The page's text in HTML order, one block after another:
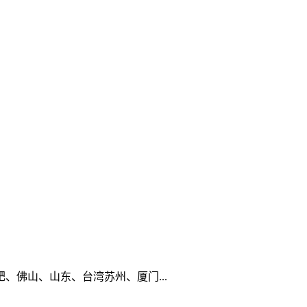
佛山、山东、台湾苏州、厦门...